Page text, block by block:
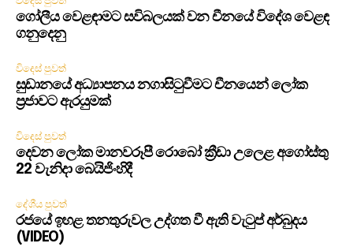
ගෝලීය වෙළඳාමට සවිබලයක් වන චීනයේ විදේශ වෙළඳ
ගනුදෙනු
විදෙස් පුවත්
සුඩානයේ අධ්‍යාපනය නගාසිටුවීමට චීනයෙන් ලෝක
ප්‍රජාවට ඇරයුමක්
විදෙස් පුවත්
දෙවන ලෝක මානවරූපී රොබෝ ක්‍රීඩා උලෙළ අගෝස්තු
22 වැනිදා බෙයිජිංහිදී
දේශීය පුවත්
රජයේ ඉහළ තනතුරුවල උද්ගත වී ඇති වැටුප් අර්බුදය
(VIDEO)